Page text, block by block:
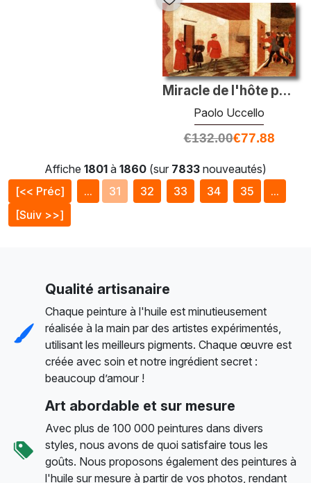
Miracle de l'hôte profané
Paolo Uccello
€132.00€77.88
Affiche 1801 à 1860 (sur 7833 nouveautés)
[<< Préc]
... 31 32 33 34 35
...
[Suiv >>]
Qualité artisanaire
Chaque peinture à l'huile est minutieusement
réalisée à la main par des artistes expérimentés,
utilisant les meilleurs pigments. Chaque œuvre est
créée avec soin et notre ingrédient secret :
beaucoup d’amour !
Art abordable et sur mesure
Avec plus de 100 000 peintures dans divers
styles, nous avons de quoi satisfaire tous les
goûts. Nous proposons également des peintures à
l'huile sur mesure à partir de vos photos, rendant